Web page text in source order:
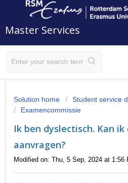
Master Services
Solution home
Student service
Examencommissie
Ik ben dyslectisch. Kan
aanvragen?
Modified on: Thu, 5 Sep, 2024 at 1:56